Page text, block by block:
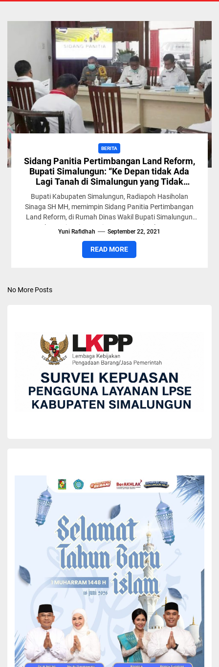
BERITA
Sidang Panitia Pertimbangan Land Reform,
Bupati Simalungun: “Ke Depan tidak Ada
Lagi Tanah di Simalungun yang Tidak
Memiliki Sertifikat”
Bupati Kabupaten Simalungun, Radiapoh Hasiholan
Sinaga SH MH, memimpin Sidang Panitia Pertimbangan
Land Reform, di Rumah Dinas Wakil Bupati Simalungun
Jalan Suri-suri, Nagori Pamatang Simalungun,...
Yuni Rafidhah September 22, 2021
READ MORE
No More Posts